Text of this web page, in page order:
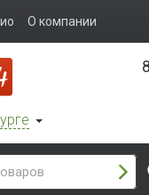
О компании